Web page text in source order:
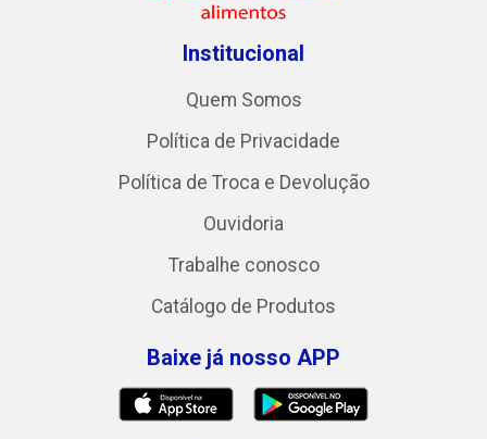
Institucional
Quem Somos
Política de Privacidade
Política de Troca e Devolução
Ouvidoria
Trabalhe conosco
Catálogo de Produtos
Baixe já nosso APP